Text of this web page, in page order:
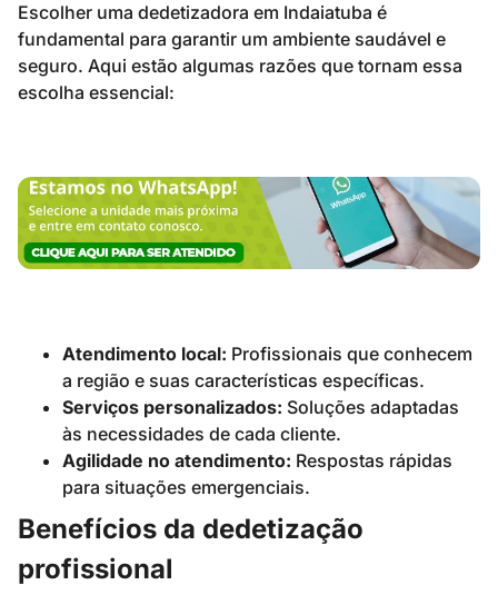
Escolher uma dedetizadora em Indaiatuba é
fundamental para garantir um ambiente saudável e
seguro. Aqui estão algumas razões que tornam essa
escolha essencial:
Atendimento local: Profissionais que conhecem
a região e suas características específicas.
Serviços personalizados: Soluções adaptadas
às necessidades de cada cliente.
Agilidade no atendimento: Respostas rápidas
para situações emergenciais.
Benefícios da dedetização
profissional